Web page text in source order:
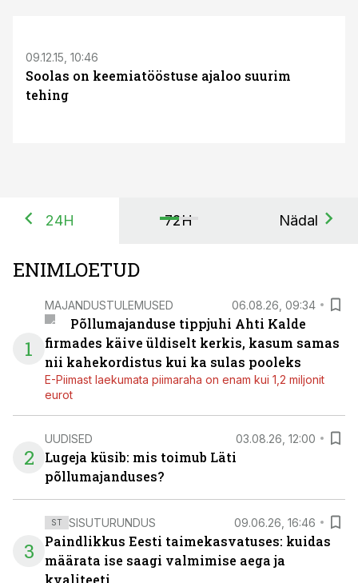
09.12.15, 10:46
Soolas on keemiatööstuse ajaloo suurim
tehing
24H 72H Nädal
ENIMLOETUD
1
MAJANDUSTULEMUSED 06.08.26, 09:34
Põllumajanduse tippjuhi Ahti Kalde
firmades käive üldiselt kerkis, kasum samas
nii kahekordistus kui ka sulas pooleks
E-Piimast laekumata piimaraha on enam kui 1,2 miljonit
eurot
2
UUDISED 03.08.26, 12:00
Lugeja küsib: mis toimub Läti
põllumajanduses?
3
ST SISUTURUNDUS 09.06.26, 16:46
Paindlikkus Eesti taimekasvatuses: kuidas
määrata ise saagi valmimise aega ja
kvaliteeti